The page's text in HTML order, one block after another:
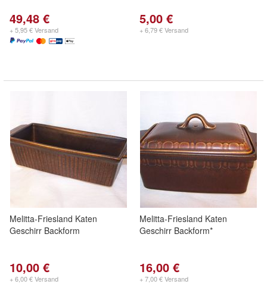
49,48 €
+ 5,95 € Versand
5,00 €
+ 6,79 € Versand
Melitta-Friesland Katen
Geschirr Backform
10,00 €
+ 6,00 € Versand
Melitta-Friesland Katen
Geschirr Backform*
16,00 €
+ 7,00 € Versand